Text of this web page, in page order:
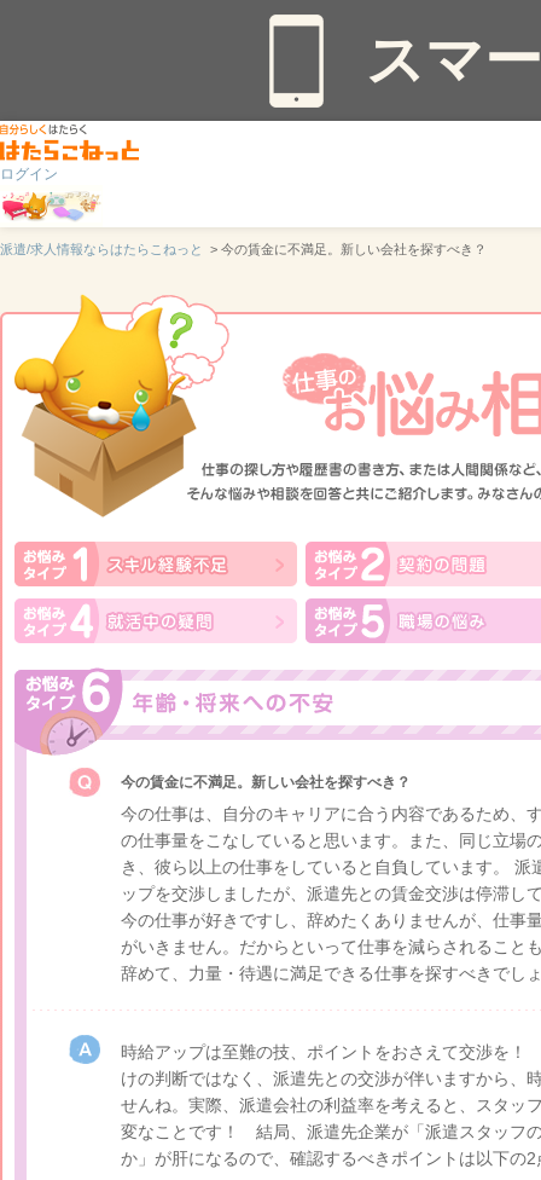
スマ
ログイン
派遣/求人情報ならはたらこねっと > 今の賃金に不満足。新しい会社を探すべき？
今の賃金に不満足。新しい会社を探すべき？
今の仕事は、自分のキャリアに合う内容であるため、
の仕事量をこなしていると思います。また、同じ立場
き、彼ら以上の仕事をしていると自負しています。
ップを交渉しましたが、派遣先との賃金交渉は停滞し
今の仕事が好きですし、辞めたくありませんが、仕事
がいきません。だからといって仕事を減らされること
辞めて、力量・待遇に満足できる仕事を探すべきでし
時給アップは至難の技、ポイントをおさえて交渉を
けの判断ではなく、派遣先との交渉が伴いますから、
せんね。実際、派遣会社の利益率を考えると、スタッ
変なことです！ 結局、派遣先企業が「派遣スタッフ
か」が肝になるので、確認するべきポイントは以下の2